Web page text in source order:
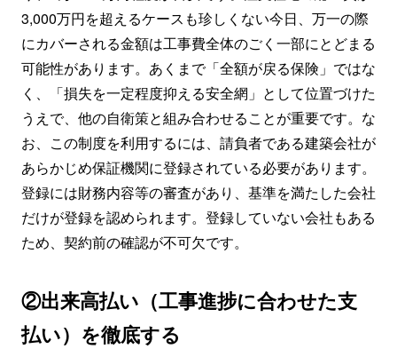
3,000万円を超えるケースも珍しくない今日、万一の際
にカバーされる金額は工事費全体のごく一部にとどまる
可能性があります。あくまで「全額が戻る保険」ではな
く、「損失を一定程度抑える安全網」として位置づけた
うえで、他の自衛策と組み合わせることが重要です。な
お、この制度を利用するには、請負者である建築会社が
あらかじめ保証機関に登録されている必要があります。
登録には財務内容等の審査があり、基準を満たした会社
だけが登録を認められます。登録していない会社もある
ため、契約前の確認が不可欠です。
②出来高払い（工事進捗に合わせた支
払い）を徹底する